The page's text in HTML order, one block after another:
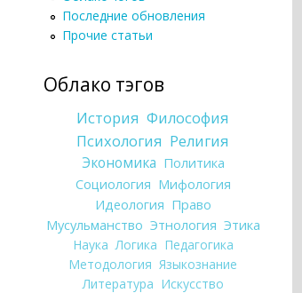
Последние обновления
Прочие статьи
Облако тэгов
История Философия
Психология Религия
Экономика Политика
Социология Мифология
Идеология Право
Мусульманство Этнология Этика
Наука Логика Педагогика
Методология Языкознание
Литература Искусство